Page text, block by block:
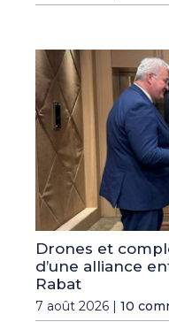
Drones et
d’une alliance
Rabat
7 août 2026 | 10